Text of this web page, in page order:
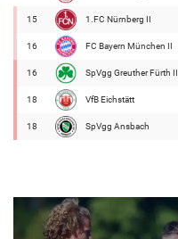
15 1.FC Nürnberg II
16 FC Bayern München II
16 SpVgg Greuther Fürth II
18 VfB Eichstätt
18 SpVgg Ansbach